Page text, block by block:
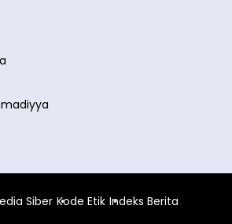
Siber Kode Etik Indeks Berita